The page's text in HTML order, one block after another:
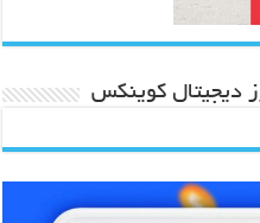
دیجیتال کوینکس